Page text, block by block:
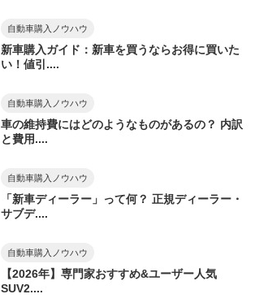
自動車購入ノウハウ
新車購入ガイド：新車を買うならお得に買いた
い！値引....
自動車購入ノウハウ
車の維持費にはどのようなものがあるの？ 内訳
と費用....
自動車購入ノウハウ
「新車ディーラー」って何？ 正規ディーラー・
サブデ....
自動車購入ノウハウ
【2026年】専門家おすすめ&ユーザー人気
SUV2....